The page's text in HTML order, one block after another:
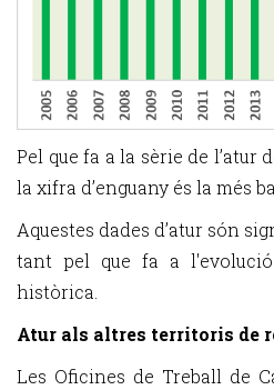
Pel que fa a la sèrie de l’atur
la xifra d’enguany és la més
Aquestes dades d’atur són
tant pel que fa a
històrica.
Atur als altres territoris de
Les Oficines de Treball de